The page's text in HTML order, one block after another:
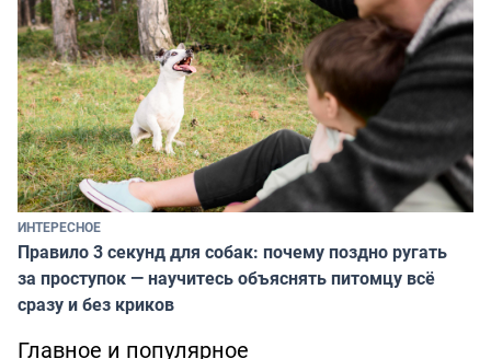
ИНТЕРЕСНОЕ
Правило 3 секунд для собак: почему поздно ругать
за проступок — научитесь объяснять питомцу всё
сразу и без криков
Главное и популярное